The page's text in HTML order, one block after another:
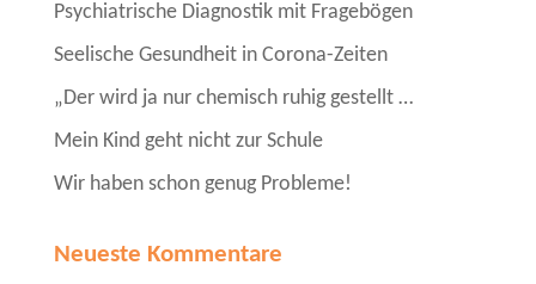
Psychiatrische Diagnostik mit Fragebögen
Seelische Gesundheit in Corona-Zeiten
„Der wird ja nur chemisch ruhig gestellt …
Mein Kind geht nicht zur Schule
Wir haben schon genug Probleme!
Neueste Kommentare